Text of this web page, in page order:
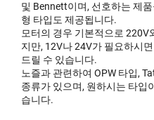
및 Bennett이며, 선호하는 제
형 타입도 제공됩니다.
모터의 경우 기본적으로 220V
지만, 12V나 24V가 필요하시
드릴 수 있습니다.
노즐과 관련하여 OPW 타입,
종류가 있으며, 원하시는 타입
습니다.